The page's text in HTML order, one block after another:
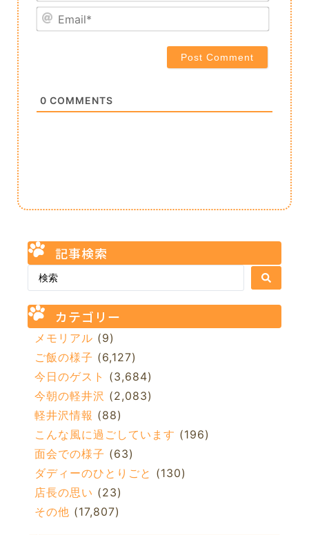
Email*
0 COMMENTS
記事検索
カテゴリー
メモリアル (9)
ご飯の様子 (6,127)
今日のゲスト (3,684)
今朝の軽井沢 (2,083)
軽井沢情報 (88)
こんな風に過ごしています (196)
面会での様子 (63)
ダディーのひとりごと (130)
店長の思い (23)
その他 (17,807)